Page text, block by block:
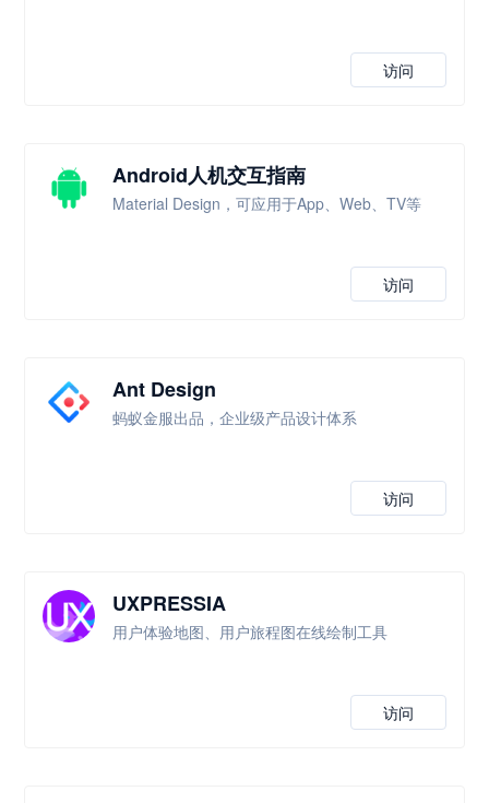
访问
Android人机交互指南
Material Design，可应用于App、Web、TV等
访问
Ant Design
蚂蚁金服出品，企业级产品设计体系
访问
UXPRESSIA
用户体验地图、用户旅程图在线绘制工具
访问